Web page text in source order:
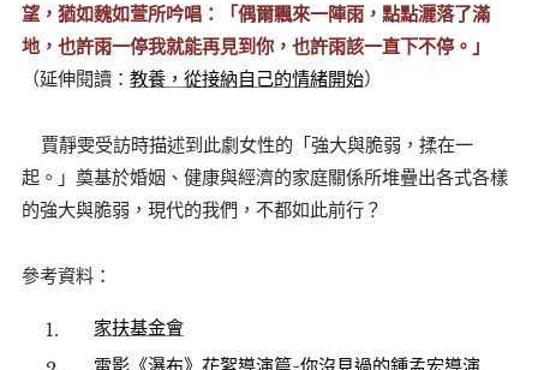
望，猶如魏如萱所吟唱：「偶爾飄來一陣雨，點點灑落了滿
地，也許雨一停我就能再見到你，也許雨該一直下不停。」
（延伸閱讀： 教養，從接納自己的情緒開始）
賈靜雯受訪時描述到此劇女性的「強大與脆弱，揉在一
起。」奠基於婚姻、健康與經濟的家庭關係所堆疊出各式各樣
的強大與脆弱，現代的我們，不都如此前行？
參考資料：
家扶基金會